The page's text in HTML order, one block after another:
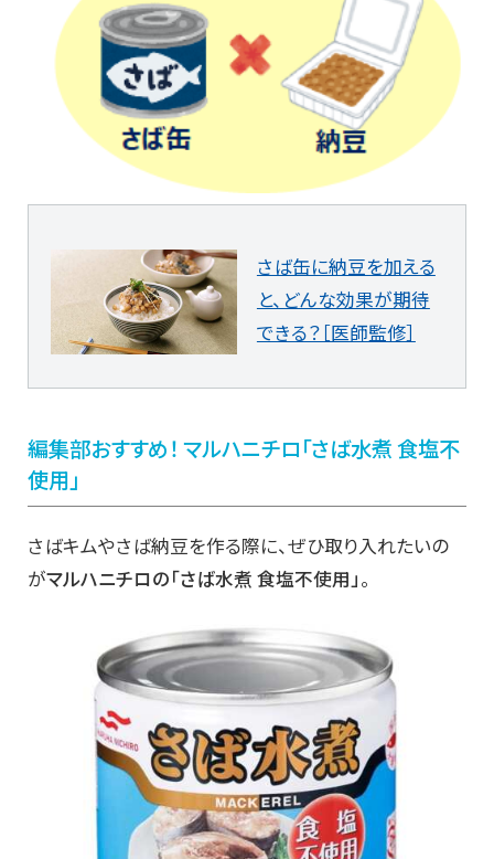
さば缶に納豆を加える
と、どんな効果が期待
できる？［医師監修］
編集部おすすめ！ マルハニチロ「さば水煮 食塩不
使用」
さばキムやさば納豆を作る際に、ぜひ取り入れたいの
がマルハニチロの「さば水煮 食塩不使用」。